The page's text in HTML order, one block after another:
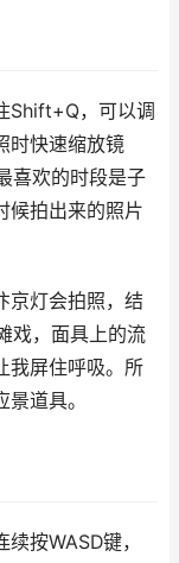
Shift+Q，可以调
时快速缩放镜
喜欢的时段是子
候拍出来的照片
京灯会拍照，结
戏，面具上的流
我屏住呼吸。所
道具。
按WASD键，